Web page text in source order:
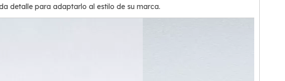
detalle para adaptarlo al estilo de su marca.